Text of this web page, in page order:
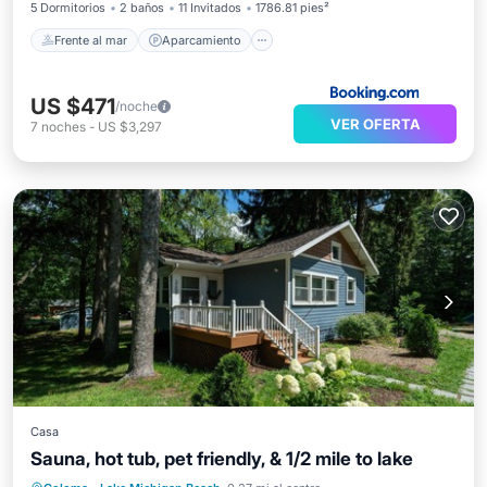
5 Dormitorios 2 baños 11 Invitados 1786.81 pies²
Frente al mar Aparcamiento
US $471/noche
7 noches - US $3,297 VER OFERTA
Casa
Sauna, hot tub, pet friendly, & 1/2 mile to lake